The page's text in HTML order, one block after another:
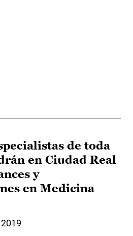
de toda
en Ciudad Real
y
en Medicina